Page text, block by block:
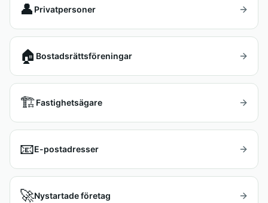
👤 Privatpersoner
🏠 Bostadsrättsföreningar
🏗️Fastighetsägare
📧E-postadresser
🚀Nystartade företag